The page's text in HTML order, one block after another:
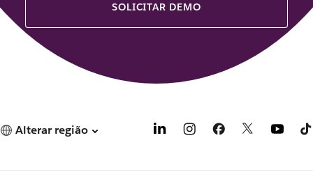
SOLICITAR DEMO
Alterar região